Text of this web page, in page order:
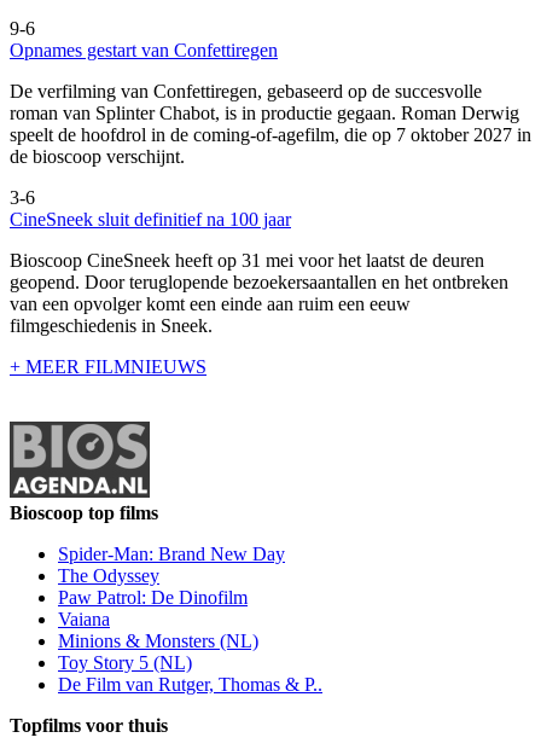
9-6
Opnames gestart van Confettiregen
De verfilming van Confettiregen, gebaseerd op de succesvolle
roman van Splinter Chabot, is in productie gegaan. Roman Derwig
speelt de hoofdrol in de coming-of-agefilm, die op 7 oktober 2027 in
de bioscoop verschijnt.
3-6
CineSneek sluit definitief na 100 jaar
Bioscoop CineSneek heeft op 31 mei voor het laatst de deuren
geopend. Door teruglopende bezoekersaantallen en het ontbreken
van een opvolger komt een einde aan ruim een eeuw
filmgeschiedenis in Sneek.
+ MEER FILMNIEUWS
Bioscoop top films
Spider-Man: Brand New Day
The Odyssey
Paw Patrol: De Dinofilm
Vaiana
Minions & Monsters (NL)
Toy Story 5 (NL)
De Film van Rutger, Thomas & P..
Topfilms voor thuis